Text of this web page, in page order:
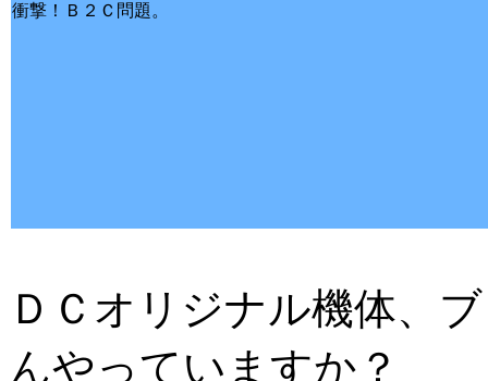
衝撃！Ｂ２Ｃ問題。
ＤＣオリジナル機体、
んやっていますか？